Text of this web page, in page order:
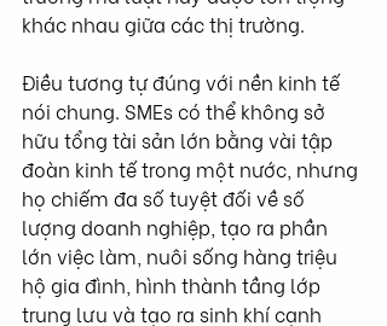
khác nhau giữa các thị trường.
Điều tương tự đúng với nền kinh tế
nói chung. SMEs có thể không sở
hữu tổng tài sản lớn bằng vài tập
đoàn kinh tế trong một nước, nhưng
họ chiếm đa số tuyệt đối về số
lượng doanh nghiệp, tạo ra phần
lớn việc làm, nuôi sống hàng triệu
hộ gia đình, hình thành tầng lớp
trung lưu và tạo ra sinh khí cạnh